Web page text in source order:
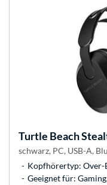
Turtle Beach
schwarz, PC, USB-A,
Kopfhörertyp:
Geeignet für: